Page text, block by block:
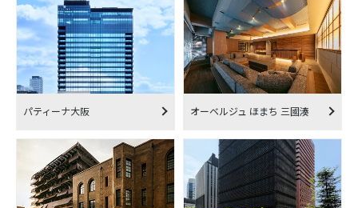
パティーナ大阪 オーベルジュ ほまち 三國湊